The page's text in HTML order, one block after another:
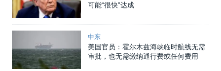
可能“很快”达成
中东
美国官员：霍尔木兹海峡临时航线无需
审批，也无需缴纳通行费或任何费用